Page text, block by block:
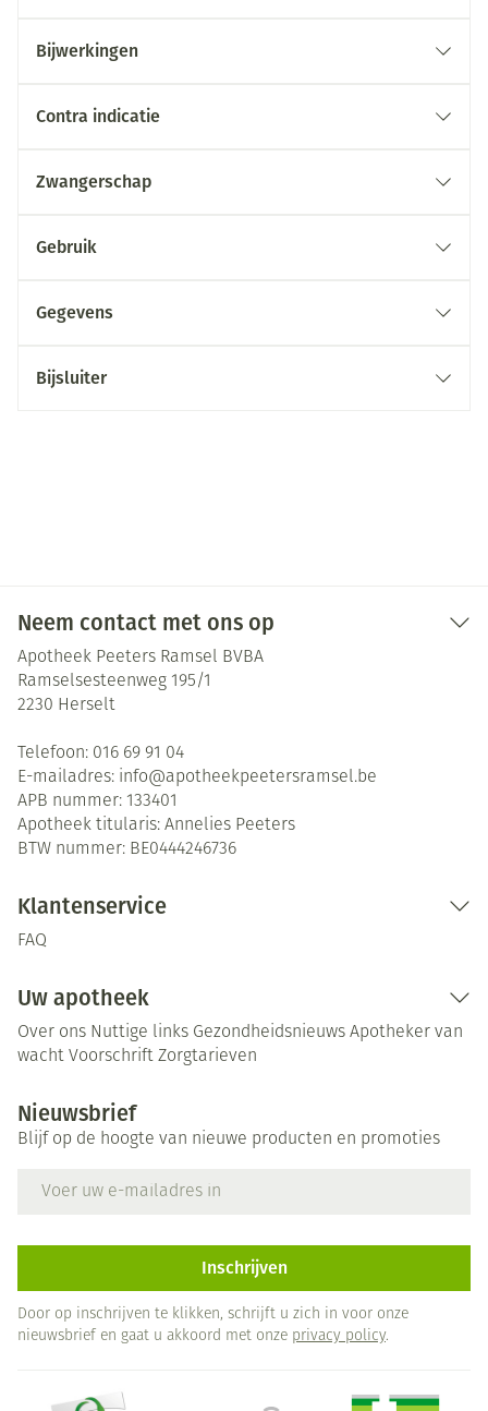
Bijwerkingen
Contra indicatie
Zwangerschap
Gebruik
Gegevens
Bijsluiter
Neem contact met ons op
Apotheek Peeters Ramsel BVBA
Ramselsesteenweg 195/1
2230 Herselt
Telefoon: 016 69 91 04
E-mailadres: info@apotheekpeetersramsel.be
APB nummer: 133401
Apotheek titularis: Annelies Peeters
BTW nummer: BE0444246736
Klantenservice
FAQ
Uw apotheek
Over ons Nuttige links Gezondheidsnieuws Apotheker van
wacht Voorschrift Zorgtarieven
Nieuwsbrief
Blijf op de hoogte van nieuwe producten en promoties
Inschrijven
Door op inschrijven te klikken, schrijft u zich in voor onze
nieuwsbrief en gaat u akkoord met onze privacy policy.